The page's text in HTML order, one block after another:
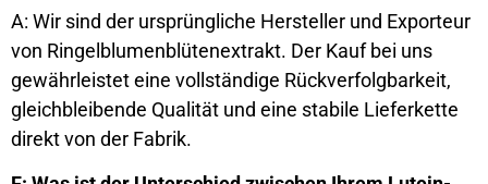
A: Wir sind der ursprüngliche Hersteller und Exporteur
von Ringelblumenblütenextrakt. Der Kauf bei uns
gewährleistet eine vollständige Rückverfolgbarkeit,
gleichbleibende Qualität und eine stabile Lieferkette
direkt von der Fabrik.